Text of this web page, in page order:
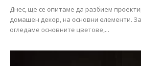
Днес, ще се опитаме да разбием
домашен декор, на основни елементи.
огледаме основните цветове,...